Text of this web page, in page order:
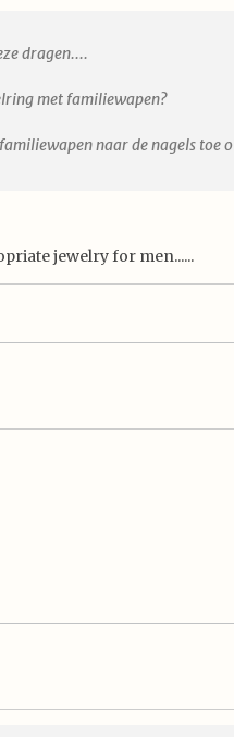
dragen....
met familiewapen?
naar de nagels toe
jewelry for men......